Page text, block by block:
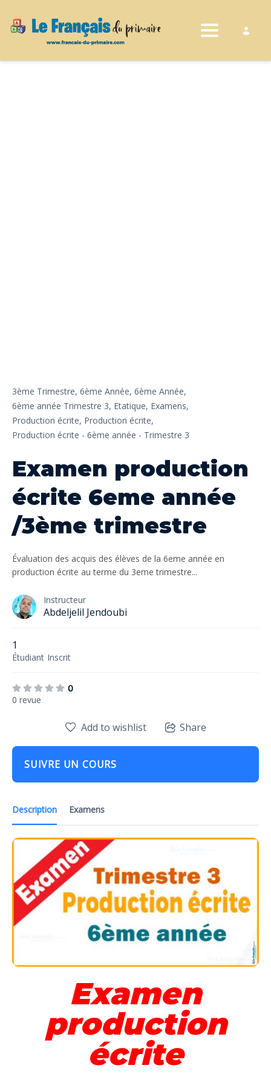
Toggle
3ème Trimestre, 6ème Année, 6ème Année,
6ème année Trimestre 3, Etatique, Examens,
Production écrite, Production écrite,
Production écrite - 6ème année - Trimestre 3
Examen production
écrite 6eme année
/3ème trimestre
Évaluation des acquis des élèves de la 6eme année en
production écrite au terme du 3eme trimestre...
Instructeur
Abdeljelil Jendoubi
1
Étudiant Inscrit
0
0 revue
Description Examens
Examen
production
écrite
Add to wishlist Share
SUIVRE UN COURS